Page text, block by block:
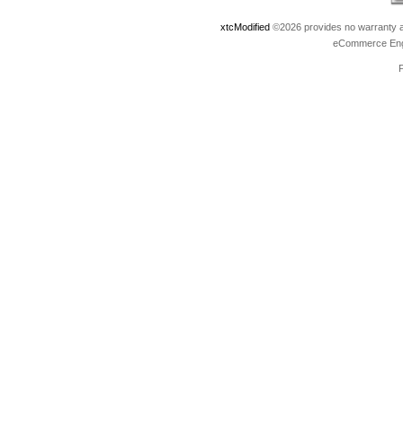
xtcModified©2026 provides no warranty
eCommerce